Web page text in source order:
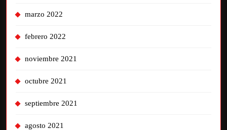
marzo 2022
febrero 2022
noviembre 2021
octubre 2021
septiembre 2021
agosto 2021